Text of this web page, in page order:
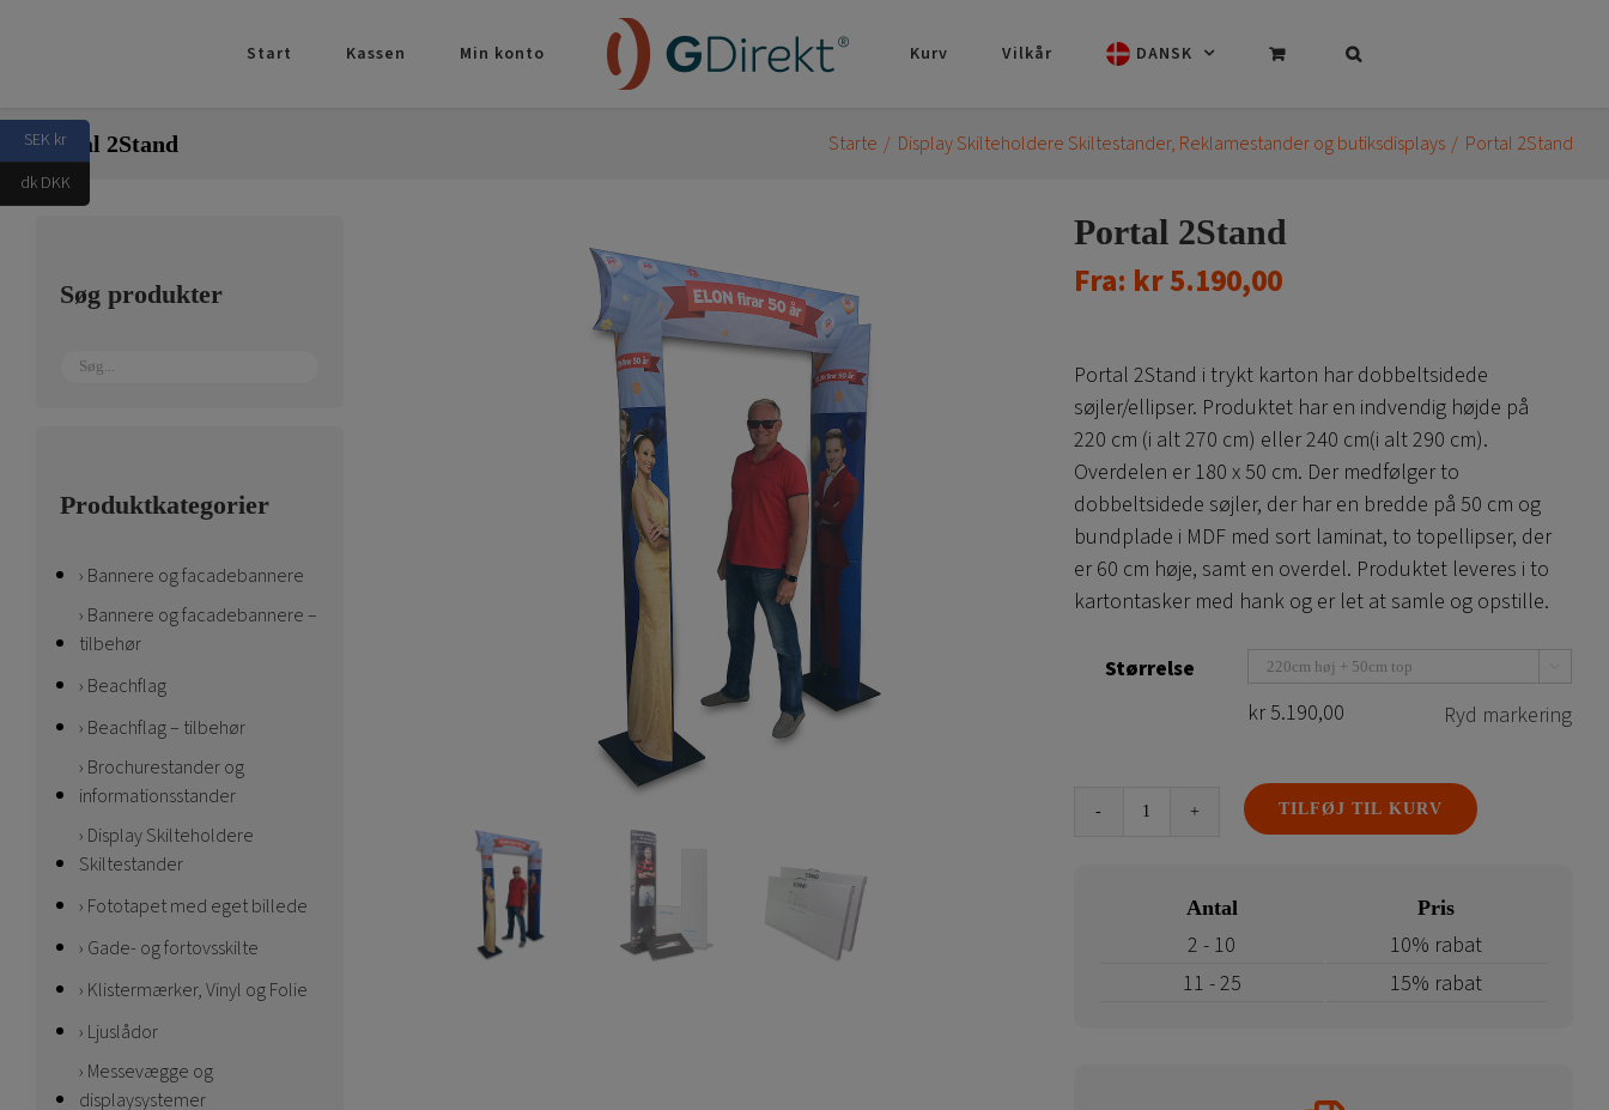
Start Kassen Min konto Kurv Vilkår DANSK
Portal 2Stand Starte Display Skilteholdere Skiltestander Reklamestander og butiksdisplays Portal 2Stand
Portal 2Stand
Fra: kr5.190,00
Portal 2Stand i trykt karton har dobbeltsidede
søjler/ellipser. Produktet har en indvendig højde på
220 cm (i alt 270 cm) eller 240 cm(i alt 290 cm).
Overdelen er 180 x 50 cm. Der medfølger to
dobbeltsidede søjler, der har en bredde på 50 cm og
bundplade i MDF med sort laminat, to topellipser, der
er 60 cm høje, samt en overdel. Produktet leveres i to
kartontasker med hank og er let at samle og opstille.
Størrelse
kr5.190,00 Ryd markering
Portal
TILFØJ TIL KURV
Antal Pris
2 - 10
10% rabat
11 - 25
15% rabat
Søg produkter
Produktkategorier
Bannere og facadebannere
Bannere og facadebannere –
tilbehør
Beachflag
Beachflag – tilbehør
Brochurestander og
informationsstander
Display Skilteholdere
Skiltestander
Fototapet med eget billede
Gade- og fortovsskilte
Klistermærker, Vinyl og Folie
Ljuslådor
Messevægge og
displaysystemer
SEK kr
dk DKK